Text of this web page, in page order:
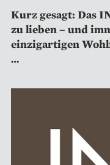
Kurz gesagt: Das
zu lieben – und
einzigartigen
…